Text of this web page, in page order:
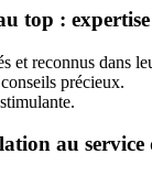
top :
et reconnus dans
précieux.
au service